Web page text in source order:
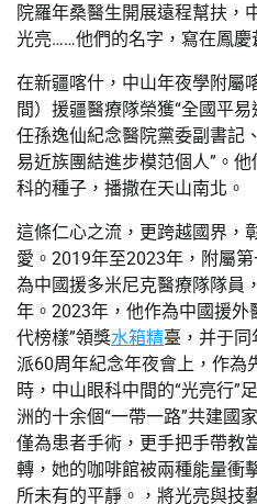
院羅年桑醫生開展遠程幫扶，
光亮……他們的名字，寫在鳳慶
在新疆喀什，中山年夜學附屬
間）援疆醫療隊榮獲“全國平
任孫逸仙紀念醫院黨委副書記
易近族團結進步模范個人”。
科的種子，播撒在天山南北。
這條仁心之流，更跨越國界，
愛。2019年至2023年，附屬
為中國援多米尼克醫療隊隊員
年。2023年，他作為中國援外
代榜樣”領獎水箱精臺，并于同
派60周年紀念年夜會上，作為
時，中山眼科中間的“光亮行”
洲的十余個“一帶一路”共建國
僅為患者手術，更手把手帶教
轉，她的咖啡館被兩種能量衝
所未有的平靜。，將光亮與技